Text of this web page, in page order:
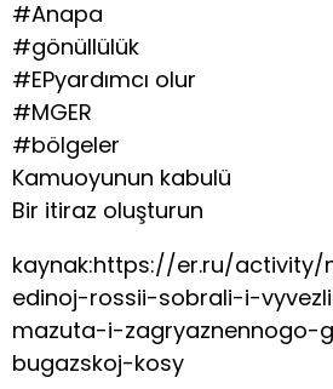
#Anapa
#gönüllülük
#EPyardımcı olur
#MGER
#bölgeler
Kamuoyunun kabulü
Bir itiraz oluşturun
kaynak:https://er.ru/
edinoj-rossii-sobrali-i-
mazuta-i-zagryaznennogo-
bugazskoj-kosy